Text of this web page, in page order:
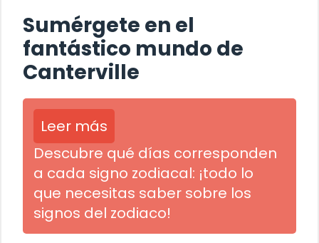
Sumérgete en el
fantástico mundo de
Canterville
Leer más
Descubre qué días corresponden
a cada signo zodiacal: ¡todo lo
que necesitas saber sobre los
signos del zodiaco!